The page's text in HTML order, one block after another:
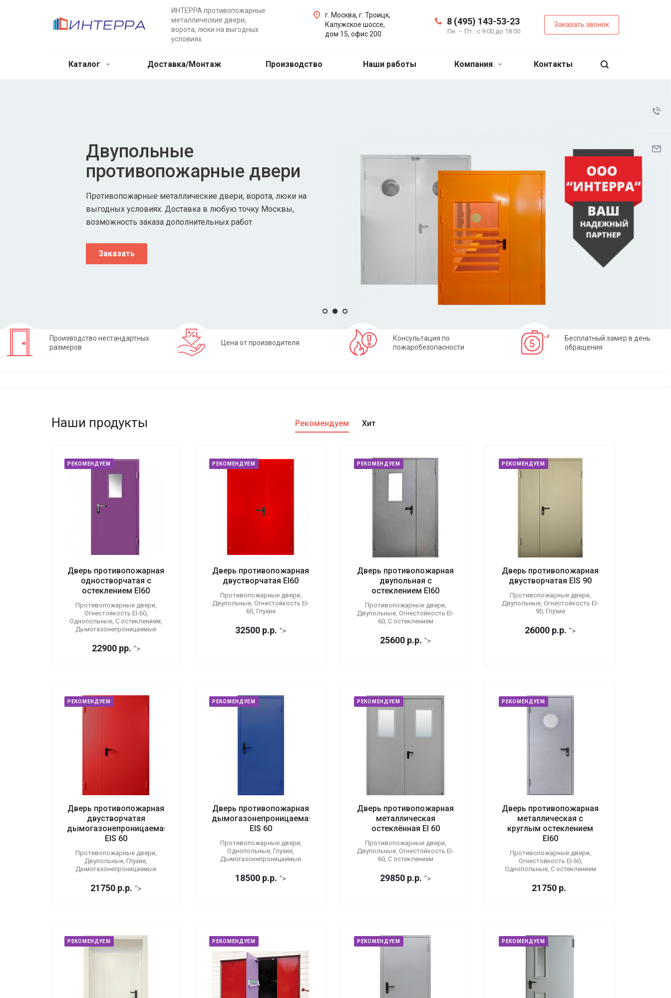
ИНТЕРРА противопожарные
металлические двери,
ворота, люки на выгодных
условиях
8 (495) 143-53-23
Пн. – Пт.: с 9:00 до 18:00
Заказать звонок
г. Москва, г. Троицк,
Калужское шоссе,
дом 15, офис 200
Каталог Доставка/Монтаж Производство Наши работы Компания Контакты
Двупольные
противопожарные двери
Противопожарные металлические двери, ворота, люки на
выгодных условиях. Доставка в любую точку Москвы,
возможность заказа дополнительных работ.
Заказать
Производство нестандартных
размеров
Цена от производителя
Консультация по
пожаробезопасности
Бесплатный замер в день
обращения
Наши продукты Рекомендуем Хит
РЕКОМЕНДУЕМ
Дверь противопожарная
одностворчатая с
остеклением EI60
Противопожарные двери,
Огнестойкость EI-60,
Однопольные, С остеклением,
Дымогазонепроницаемые
22900 рр. ">
РЕКОМЕНДУЕМ
Дверь противопожарная
двустворчатая EI60
Противопожарные двери,
Двупольные, Огнестойкость EI-
60, Глухие
32500 р.р. ">
РЕКОМЕНДУЕМ
Дверь противопожарная
двупольная с
остеклением EI60
Противопожарные двери,
Двупольные, Огнестойкость EI-
60, С остеклением
25600 р.р. ">
РЕКОМЕНДУЕМ
Дверь противопожарная
двустворчатая EIS 90
Противопожарные двери,
Двупольные, Огнестойкость EI-
90, Глухие
26000 р.р. ">
РЕКОМЕНДУЕМ
Дверь противопожарная
двустворчатая
дымогазонепроницаемая
EIS 60
Противопожарные двери,
Двупольные, Глухие,
Дымогазонепроницаемые
21750 р.р. ">
РЕКОМЕНДУЕМ
Дверь противопожарная
дымогазонепроницаемая
EIS 60
Противопожарные двери,
Однопольные, Глухие,
Дымогазонепроницаемые
18500 р.р. ">
РЕКОМЕНДУЕМ
Дверь противопожарная
металлическая
остеклённая EI 60
Противопожарные двери,
Двупольные, Огнестойкость EI-
60, С остеклением
29850 р.р. ">
РЕКОМЕНДУЕМ
Дверь противопожарная
металлическая с
круглым остеклением
EI60
Противопожарные двери,
Огнестойкость EI-60,
Однопольные, С остеклением
21750 р.
РЕКОМЕНДУЕМ РЕКОМЕНДУЕМ РЕКОМЕНДУЕМ РЕКОМЕНДУЕМ